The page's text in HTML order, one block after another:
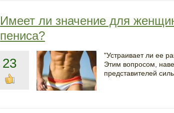
Имеет ли значение для
пениса?
23
"Устраивает ли ее
Этим вопросом,
представителей